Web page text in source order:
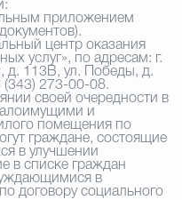
приложением
центр оказания
услуг», по адресам: г.
д. 113В, ул. Победы, д.
(343) 273-00-08.
своей очередности в
и
помещения по
граждане, состоящие
в улучшении
в списке граждан
в
договору социального